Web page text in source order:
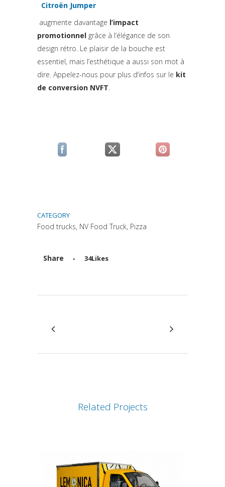
Citroën Jumper
augmente davantage l’impact
promotionnel grâce à l’élégance de son
design rétro. Le plaisir de la bouche est
essentiel, mais l’esthétique a aussi son mot à
dire. Appelez-nous pour plus d’infos sur le kit
de conversion NVFT.
(si apre in una nuova scheda)
(si apre in una nuova scheda)
(si apre in una
CATEGORY
Food trucks, NV Food Truck, Pizza
Share
Attiva comando
34Likes
Related Projects